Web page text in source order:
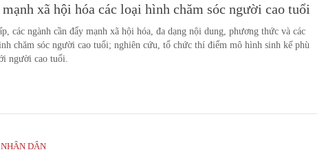
xã hội hóa các loại hình chăm sóc người cao tuổi
các ngành cần đẩy mạnh xã hội hóa, đa dạng nội dung, phương thức và các
chăm sóc người cao tuổi; nghiên cứu, tổ chức thí điểm mô hình sinh kế phù
người cao tuổi.
DÂN